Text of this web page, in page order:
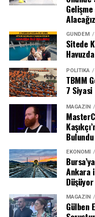
özenle çizildi. Yürütülen
bölgenin güvenlik,
alması açısından tarihî
vurgulandı.Toplantıda,
sonraki adımlar
FETÖ ile
15 Temmuz darbe
direnişin 10’uncu yıl
gelinen son durum da
örgütün bütün
kaldırılmasına yönelik
kararlılıkla
NATO Zirvesi:
Türkiye’nin ev
Olayla ilgili soruşturma
ardındaki
kazanmadı.
açıklama yapması
GÜNDEM
Sitede
POLITIKA
TBMM
7
MAGAZIN
Bulundu
EKONOMI
Ankara
Düşüyor
MAGAZIN
Gülben